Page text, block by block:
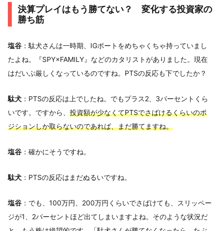
決算プレイはもう勝てない？ 変化する投資家の
勝ち筋
塩谷 ：駄犬さんは一時期、IGポートをめちゃくちゃ持っていまし
たよね。『SPY×FAMILY』などのカタリストがありました。現在
はだいぶ厳しくなっているのですね。PTSの反応も下でしたか？
駄犬 ：PTSの反応は上でしたね。でもプラス2、3パーセントくら
いです。ですから、 投資額が少なくてPTSでさばけるくらいのポ
ジションしか取らないのであれば、まだ勝てますね。
塩谷 ：確かにそうですね。
駄犬 ：PTSの反応はまだぬるいですね。
塩谷 ：でも、100万円、200万円くらいでさばけても、スリッペー
ジが1、2パーセントほど出てしまいますよね。そのような状況だ